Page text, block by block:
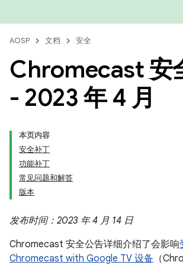
AOSP 文档 安全
Chromecast 安
- 2023 年 4 月
本页内容
安全补丁
功能补丁
常见问题和解答
版本
发布时间：2023 年 4 月 14 日
Chromecast 安全公告详细介绍了会影响
Chromecast with Google TV 设备 （